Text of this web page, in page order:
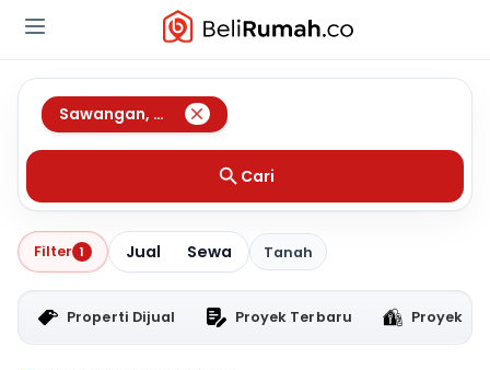
Sawangan, Depok
Cari
Filter 1 Jual Sewa Tanah
Properti Dijual Proyek Terbaru Proyek